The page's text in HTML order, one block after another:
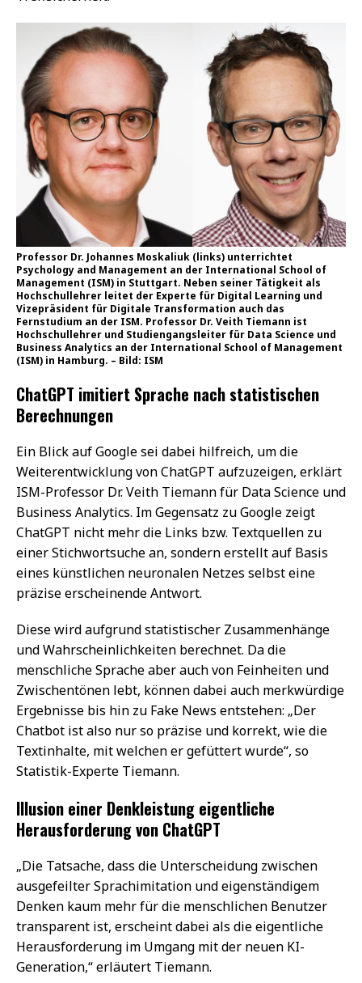
Professor Dr. Johannes Moskaliuk (links) unterrichtet
Psychology and Management an der International School of
Management (ISM) in Stuttgart. Neben seiner Tätigkeit als
Hochschullehrer leitet der Experte für Digital Learning und
Vizepräsident für Digitale Transformation auch das
Fernstudium an der ISM. Professor Dr. Veith Tiemann ist
Hochschullehrer und Studiengangsleiter für Data Science und
Business Analytics an der International School of Management
(ISM) in Hamburg. – Bild: ISM
ChatGPT imitiert Sprache nach statistischen
Berechnungen
Ein Blick auf Google sei dabei hilfreich, um die
Weiterentwicklung von ChatGPT aufzuzeigen, erklärt
ISM-Professor Dr. Veith Tiemann für Data Science und
Business Analytics. Im Gegensatz zu Google zeigt
ChatGPT nicht mehr die Links bzw. Textquellen zu
einer Stichwortsuche an, sondern erstellt auf Basis
eines künstlichen neuronalen Netzes selbst eine
präzise erscheinende Antwort.
Diese wird aufgrund statistischer Zusammenhänge
und Wahrscheinlichkeiten berechnet. Da die
menschliche Sprache aber auch von Feinheiten und
Zwischentönen lebt, können dabei auch merkwürdige
Ergebnisse bis hin zu Fake News entstehen: „Der
Chatbot ist also nur so präzise und korrekt, wie die
Textinhalte, mit welchen er gefüttert wurde“, so
Statistik-Experte Tiemann.
Illusion einer Denkleistung eigentliche
Herausforderung von ChatGPT
„Die Tatsache, dass die Unterscheidung zwischen
ausgefeilter Sprachimitation und eigenständigem
Denken kaum mehr für die menschlichen Benutzer
transparent ist, erscheint dabei als die eigentliche
Herausforderung im Umgang mit der neuen KI-
Generation,“ erläutert Tiemann.